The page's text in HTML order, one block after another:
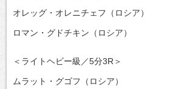
オレッグ・オレニチェフ（ロシア）
ロマン・グドチキン（ロシア）
＜ライトヘビー級／5分3R＞
ムラット・グゴフ（ロシア）